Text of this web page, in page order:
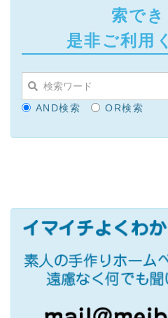
索で
是非ご利用
AND検索 OR検索